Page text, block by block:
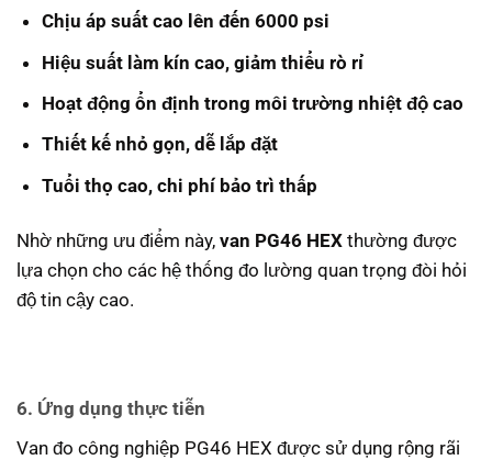
Chịu áp suất cao lên đến 6000 psi
Hiệu suất làm kín cao, giảm thiểu rò rỉ
Hoạt động ổn định trong môi trường nhiệt độ cao
Thiết kế nhỏ gọn, dễ lắp đặt
Tuổi thọ cao, chi phí bảo trì thấp
Nhờ những ưu điểm này, van PG46 HEX thường được
lựa chọn cho các hệ thống đo lường quan trọng đòi hỏi
độ tin cậy cao.
6. Ứng dụng thực tiễn
Van đo công nghiệp PG46 HEX được sử dụng rộng rãi